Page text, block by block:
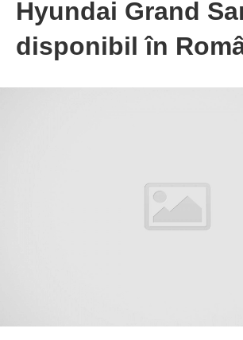
Hyundai Grand
disponibil în